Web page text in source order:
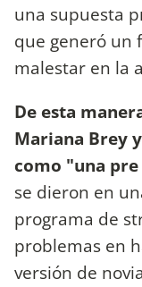
una supuesta
que generó un
malestar en la
De esta
Mariana Brey
como "una pre
se dieron en
programa de
problemas en
versión de